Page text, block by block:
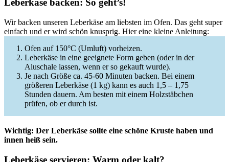
Leberkäse backen: So geht’s!
Wir backen unseren Leberkäse am liebsten im Ofen. Das geht super
einfach und er wird schön knusprig. Hier eine kleine Anleitung:
Ofen auf 150°C (Umluft) vorheizen.
Leberkäse in eine geeignete Form geben (oder in der
Aluschale lassen, wenn er so gekauft wurde).
Je nach Größe ca. 45-60 Minuten backen. Bei einem
größeren Leberkäse (1 kg) kann es auch 1,5 – 1,75
Stunden dauern. Am besten mit einem Holzstäbchen
prüfen, ob er durch ist.
Wichtig: Der Leberkäse sollte eine schöne Kruste haben und
innen heiß sein.
Leberkäse servieren: Warm oder kalt?